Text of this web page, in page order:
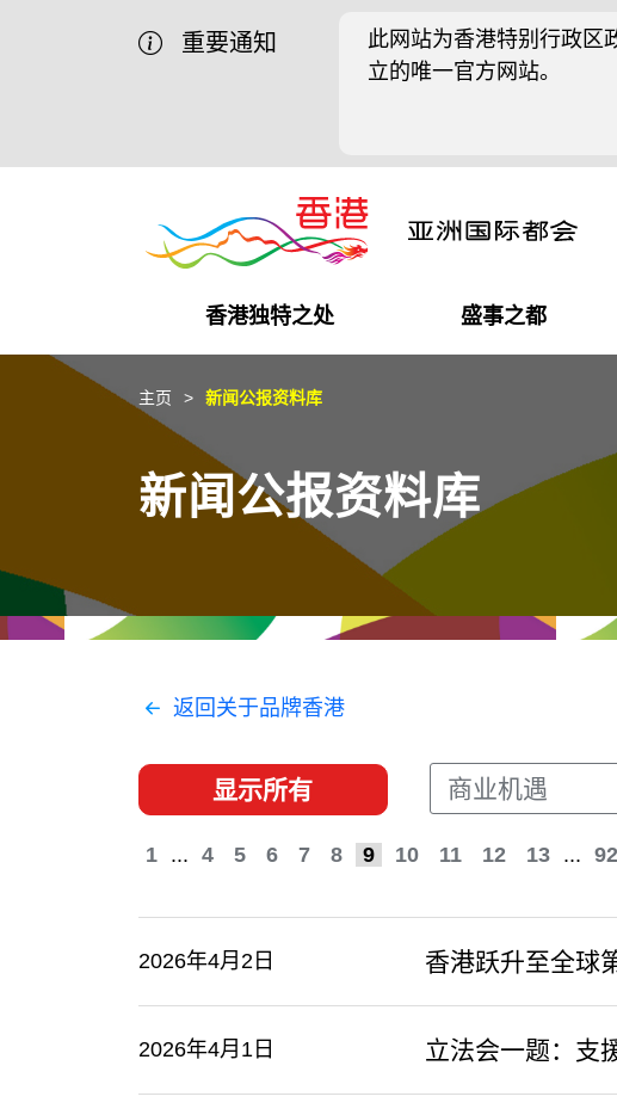
重要通知
此网站为香港特别行政区
立的唯一官方网站。
香港独特之处
商业机遇
独特优势
盛事之都
盛事之都
最新活动精选
在港工作
都会生活
在港创业
初创企业
推广香港@中国内地
推广香港@中东
推广香港@粤港澳大湾区
最新资讯
媒体资讯
主页 新闻公报资料库
新闻公报资料库
返回关于品牌香港
显示所有 商业机遇
1 ... 4 5 6 7 8 9 10 11 12 13 ... 92
2026年4月2日 香港跃升至全球
2026年4月1日 立法会一题：支